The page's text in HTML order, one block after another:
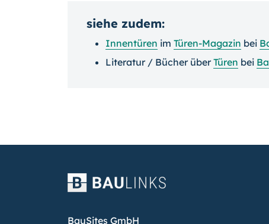
siehe zudem:
Innentüren im Türen-Magazin bei
Literatur / Bücher überTüren bei
BauSites GmbH